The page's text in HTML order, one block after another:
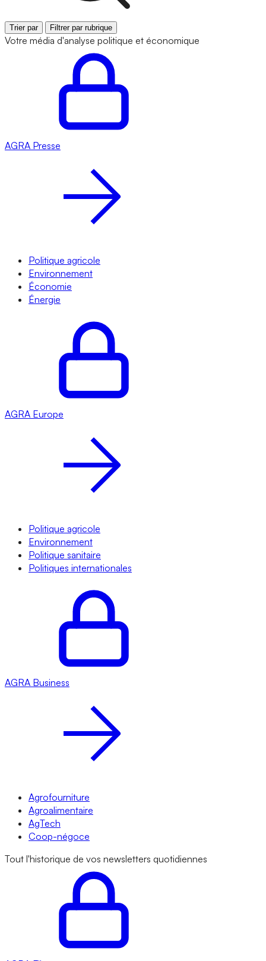
Trier par Filtrer par rubrique
Votre média d'analyse politique et économique
AGRA Presse
Politique agricole
Environnement
Économie
Énergie
AGRA Europe
Politique agricole
Environnement
Politique sanitaire
Politiques internationales
AGRA Business
Agrofourniture
Agroalimentaire
AgTech
Coop-négoce
Tout l'historique de vos newsletters quotidiennes